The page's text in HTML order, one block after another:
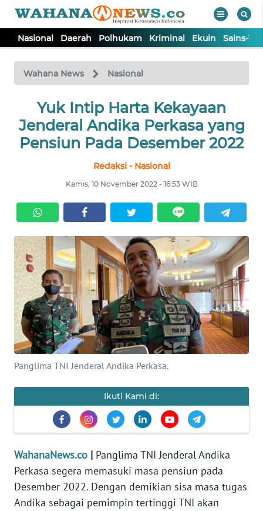
Nasional Daerah Polhukam Kriminal Ekuin Sains-
Wahana News Nasional
Yuk Intip Harta Kekayaan
Jenderal Andika Perkasa yang
Pensiun Pada Desember 2022
Redaksi - Nasional
Kamis, 10 November 2022 - 16:53 WIB
Panglima TNI Jenderal Andika Perkasa.
Ikuti Kami di:
WahanaNews.co | Panglima TNI Jenderal Andika
Perkasa segera memasuki masa pensiun pada
Desember 2022. Dengan demikian sisa masa tugas
Andika sebagai pemimpin tertinggi TNI akan
TV
Tutup
NASIONAL
DAERAH
KRIMINAL
EKUIN
SAINS-TEKNO
KESEHATAN
INTERNASIONAL
SERBA-SERBI
OLAHRAGA
OPINI
EDITORIAL